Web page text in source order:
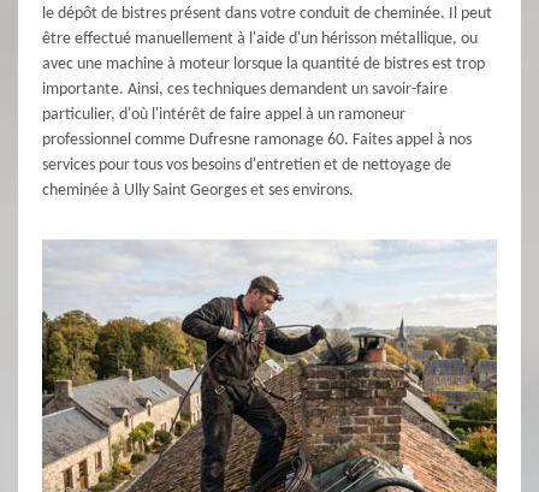
le dépôt de bistres présent dans votre conduit de cheminée. Il peut
être effectué manuellement à l'aide d'un hérisson métallique, ou
avec une machine à moteur lorsque la quantité de bistres est trop
importante. Ainsi, ces techniques demandent un savoir-faire
particulier, d'où l'intérêt de faire appel à un ramoneur
professionnel comme Dufresne ramonage 60. Faites appel à nos
services pour tous vos besoins d'entretien et de nettoyage de
cheminée à Ully Saint Georges et ses environs.